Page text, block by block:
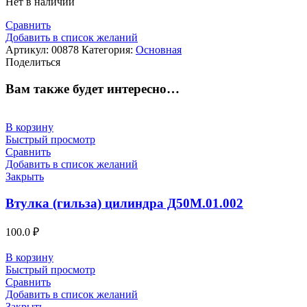
Сравнить
Добавить в список желаний
Артикул: 00878 Категория: Основная
Поделиться
Вам также будет интересно…
В корзину
Быстрый просмотр
Сравнить
Добавить в список желаний
Закрыть
Втулка (гильза) цилиндра Д50М.01.002
100.0 ₽
В корзину
Быстрый просмотр
Сравнить
Добавить в список желаний